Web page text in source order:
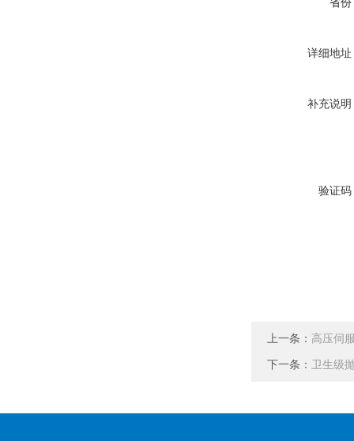
详细地址
补充说明
验证码
上一条： 高压伺
下一条： 卫生级